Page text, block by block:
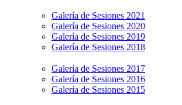
Galería de Sesiones 2021
Galería de Sesiones 2020
Galería de Sesiones 2019
Galería de Sesiones 2018
Galería de Sesiones 2017
Galería de Sesiones 2016
Galería de Sesiones 2015